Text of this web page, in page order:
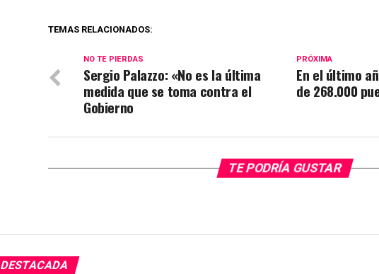
TEMAS RELACIONADOS:
PRÓXIMA
En el último
de 268.000
NO TE PIERDAS
Sergio Palazzo: «No es la última
medida que se toma contra el
Gobierno
TE PODRÍA GUSTAR
DESTACADA